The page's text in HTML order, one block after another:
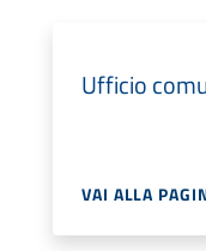
Ufficio
VAI ALLA